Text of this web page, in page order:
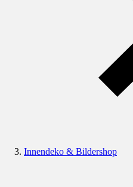
Innendeko & Bildershop